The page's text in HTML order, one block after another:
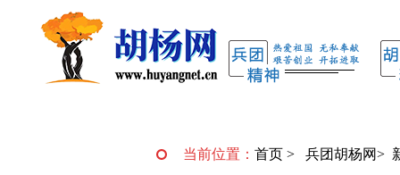
当前位置： 首页 > 兵团胡杨网>